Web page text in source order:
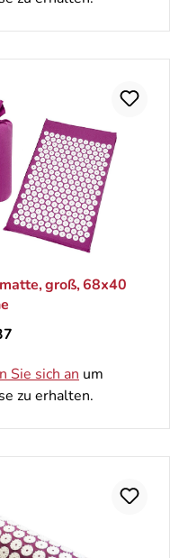
groß, 68х40
Sie sich an um
zu erhalten.